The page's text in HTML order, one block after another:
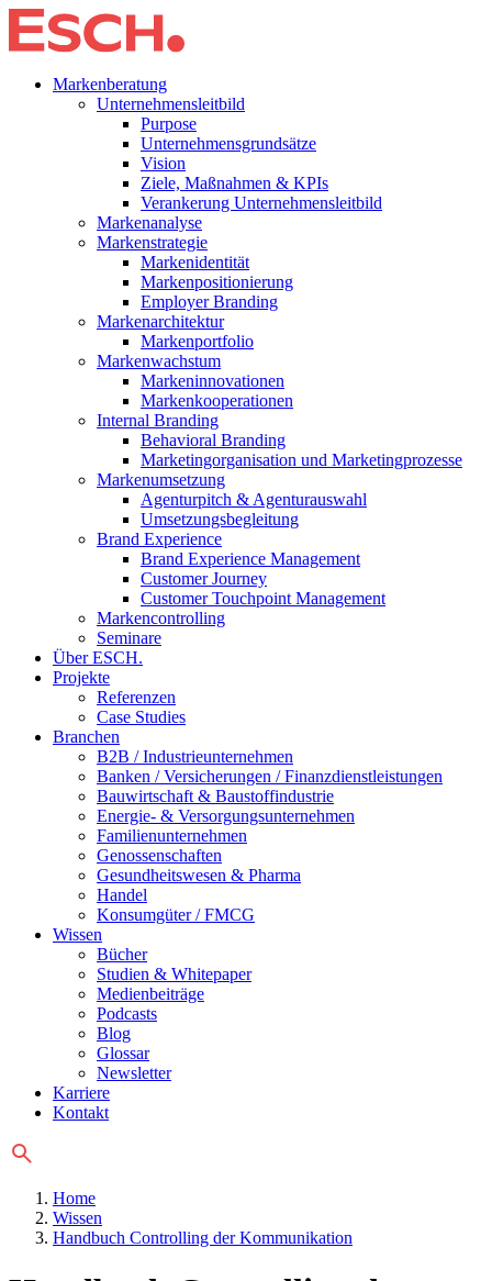
Markenberatung
Unternehmensleitbild
Purpose
Unternehmensgrundsätze
Vision
Ziele, Maßnahmen & KPIs
Verankerung Unternehmensleitbild
Markenanalyse
Markenstrategie
Markenidentität
Markenpositionierung
Employer Branding
Markenarchitektur
Markenportfolio
Markenwachstum
Markeninnovationen
Markenkooperationen
Internal Branding
Behavioral Branding
Marketingorganisation und Marketingprozesse
Markenumsetzung
Agenturpitch & Agenturauswahl
Umsetzungsbegleitung
Brand Experience
Brand Experience Management
Customer Journey
Customer Touchpoint Management
Markencontrolling
Seminare
Über ESCH.
Projekte
Referenzen
Case Studies
Branchen
B2B / Industrieunternehmen
Banken / Versicherungen / Finanzdienstleistungen
Bauwirtschaft & Baustoffindustrie
Energie- & Versorgungsunternehmen
Familienunternehmen
Genossenschaften
Gesundheitswesen & Pharma
Handel
Konsumgüter / FMCG
Wissen
Bücher
Studien & Whitepaper
Medienbeiträge
Podcasts
Blog
Glossar
Newsletter
Karriere
Kontakt
Home
Wissen
Handbuch Controlling der Kommunikation